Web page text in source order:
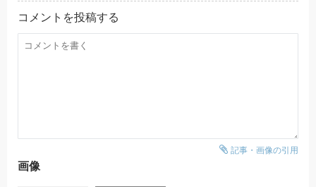
コメントを投稿する
記事・画像の引用
画像